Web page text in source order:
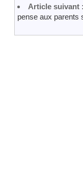
Article suivant :
pense aux parents